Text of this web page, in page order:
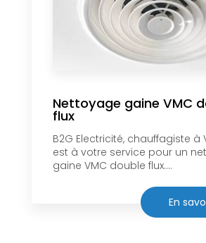
Nettoyage gaine VMC
flux
B2G Electricité, chauffagiste à
est à votre service pour un
gaine VMC double flux....
En